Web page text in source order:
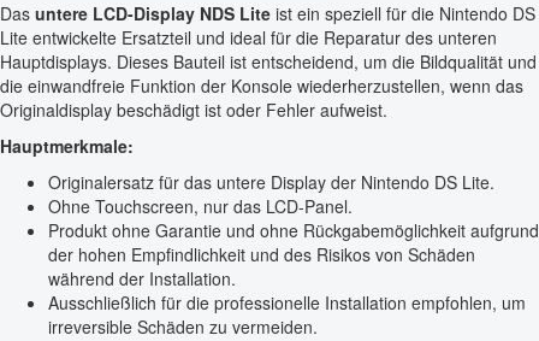
Das untere LCD-Display NDS Lite ist ein speziell für die Nintendo DS
Lite entwickelte Ersatzteil und ideal für die Reparatur des unteren
Hauptdisplays. Dieses Bauteil ist entscheidend, um die Bildqualität und
die einwandfreie Funktion der Konsole wiederherzustellen, wenn das
Originaldisplay beschädigt ist oder Fehler aufweist.
Hauptmerkmale:
Originalersatz für das untere Display der Nintendo DS Lite.
Ohne Touchscreen, nur das LCD-Panel.
Produkt ohne Garantie und ohne Rückgabemöglichkeit aufgrund
der hohen Empfindlichkeit und des Risikos von Schäden
während der Installation.
Ausschließlich für die professionelle Installation empfohlen, um
irreversible Schäden zu vermeiden.